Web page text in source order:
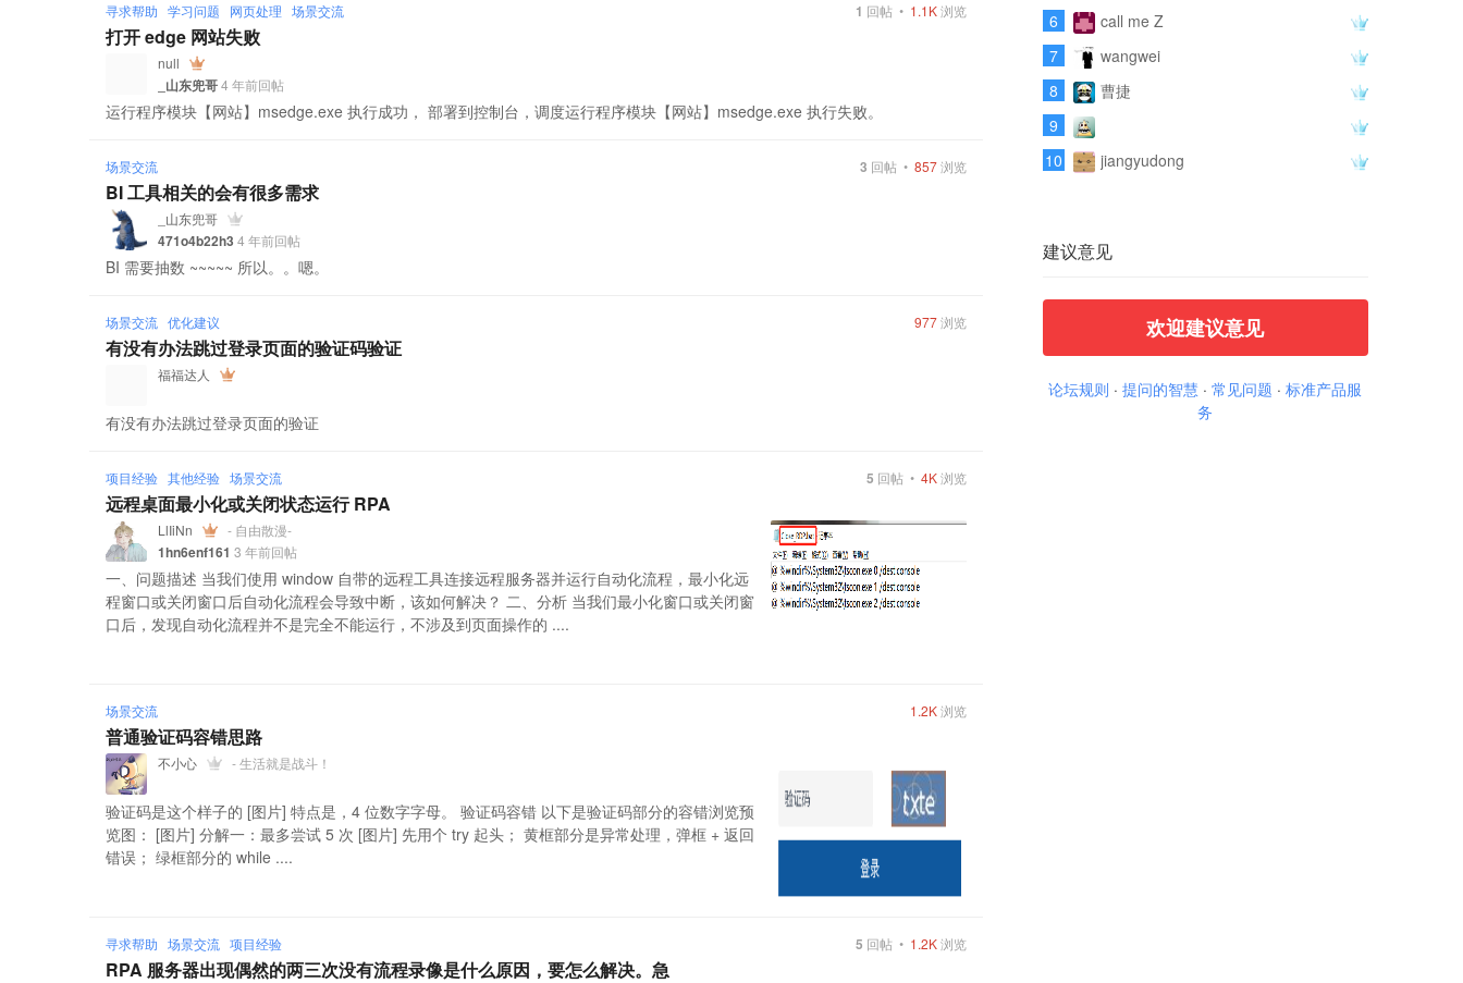
寻求帮助 学习问题 网页处理 场景交流 1 回帖 • 1.1K浏览
打开 edge 网站失败
null
_山东兜哥4 年前回帖
运行程序模块【网站】msedge.exe 执行成功， 部署到控制台，调度运行程序模块【网站】msedge.exe 执行失败。
场景交流 3 回帖 •857浏览
BI 工具相关的会有很多需求
_山东兜哥
471o4b22h3 4 年前回帖
BI 需要抽数 ~~~~~ 所以。。嗯。
场景交流 优化建议 977浏览
有没有办法跳过登录页面的验证码验证
福福达人
有没有办法跳过登录页面的验证
项目经验 其他经验 场景交流 5 回帖 •4K浏览
远程桌面最小化或关闭状态运行 RPA
LlIiNn - 自由散漫-
1hn6enf161 3 年前回帖
一、问题描述 当我们使用 window 自带的远程工具连接远程服务器并运行自动化流程，最小化远
程窗口或关闭窗口后自动化流程会导致中断，该如何解决？ 二、分析 当我们最小化窗口或关闭窗
口后，发现自动化流程并不是完全不能运行，不涉及到页面操作的 ....
场景交流 1.2K浏览
普通验证码容错思路
不小心 - 生活就是战斗！
验证码是这个样子的 [图片] 特点是，4 位数字字母。 验证码容错 以下是验证码部分的容错浏览预
览图： [图片] 分解一：最多尝试 5 次 [图片] 先用个 try 起头； 黄框部分是异常处理，弹框 + 返回
错误； 绿框部分的 while ....
寻求帮助 场景交流 项目经验 5 回帖 • 1.2K浏览
RPA 服务器出现偶然的两三次没有流程录像是什么原因，要怎么解决。急
6
call me Z
7
wangwei
8
曹捷
9
10
jiangyudong
建议意见
欢迎建议意见
论坛规则 ·提问的智慧 ·常见问题 ·标准产品服
务